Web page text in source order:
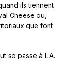
ils tiennent
Cheese ou,
que font
se passe à L.A.